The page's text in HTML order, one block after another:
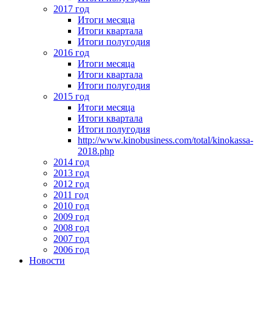
2017 год
Итоги месяца
Итоги квартала
Итоги полугодия
2016 год
Итоги месяца
Итоги квартала
Итоги полугодия
2015 год
Итоги месяца
Итоги квартала
Итоги полугодия
http://www.kinobusiness.com/total/kinokassa-
2018.php
2014 год
2013 год
2012 год
2011 год
2010 год
2009 год
2008 год
2007 год
2006 год
Новости